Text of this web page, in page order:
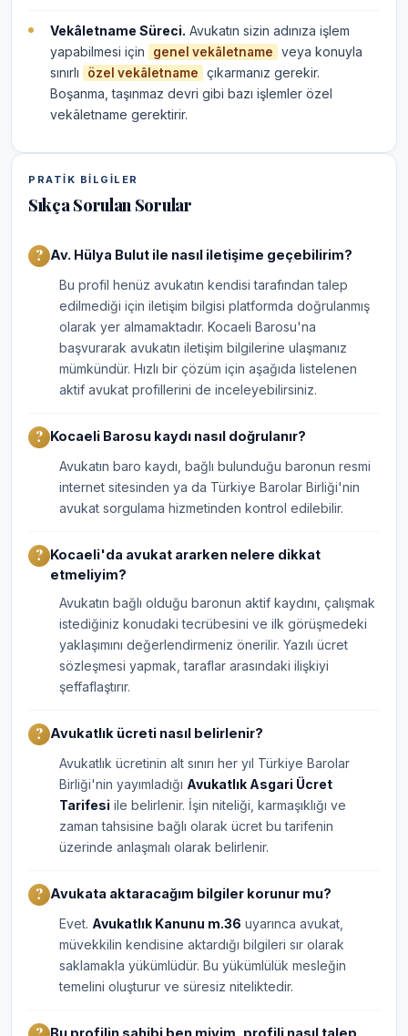
Vekâletname Süreci. Avukatın sizin adınıza işlem
yapabilmesi için
genel vekâletname
veya konuyla
sınırlı
özel vekâletname
çıkarmanız gerekir.
Boşanma, taşınmaz devri gibi bazı işlemler özel
vekâletname gerektirir.
PRATIK BILGILER
Sıkça Sorulan Sorular
Av. Hülya Bulut ile nasıl iletişime geçebilirim?
Bu profil henüz avukatın kendisi tarafından talep
edilmediği için iletişim bilgisi platformda doğrulanmış
olarak yer almamaktadır. Kocaeli Barosu'na
başvurarak avukatın iletişim bilgilerine ulaşmanız
mümkündür. Hızlı bir çözüm için aşağıda listelenen
aktif avukat profillerini de inceleyebilirsiniz.
Kocaeli Barosu kaydı nasıl doğrulanır?
Avukatın baro kaydı, bağlı bulunduğu baronun resmi
internet sitesinden ya da Türkiye Barolar Birliği'nin
avukat sorgulama hizmetinden kontrol edilebilir.
Kocaeli'da avukat ararken nelere dikkat
etmeliyim?
Avukatın bağlı olduğu baronun aktif kaydını, çalışmak
istediğiniz konudaki tecrübesini ve ilk görüşmedeki
yaklaşımını değerlendirmeniz önerilir. Yazılı ücret
sözleşmesi yapmak, taraflar arasındaki ilişkiyi
şeffaflaştırır.
Avukatlık ücreti nasıl belirlenir?
Avukatlık ücretinin alt sınırı her yıl Türkiye Barolar
Birliği'nin yayımladığı Avukatlık Asgari Ücret
Tarifesi ile belirlenir. İşin niteliği, karmaşıklığı ve
zaman tahsisine bağlı olarak ücret bu tarifenin
üzerinde anlaşmalı olarak belirlenir.
Avukata aktaracağım bilgiler korunur mu?
Evet. Avukatlık Kanunu m.36 uyarınca avukat,
müvekkilin kendisine aktardığı bilgileri sır olarak
saklamakla yükümlüdür. Bu yükümlülük mesleğin
temelini oluşturur ve süresiz niteliktedir.
Bu profilin sahibi ben miyim, profili nasıl talep